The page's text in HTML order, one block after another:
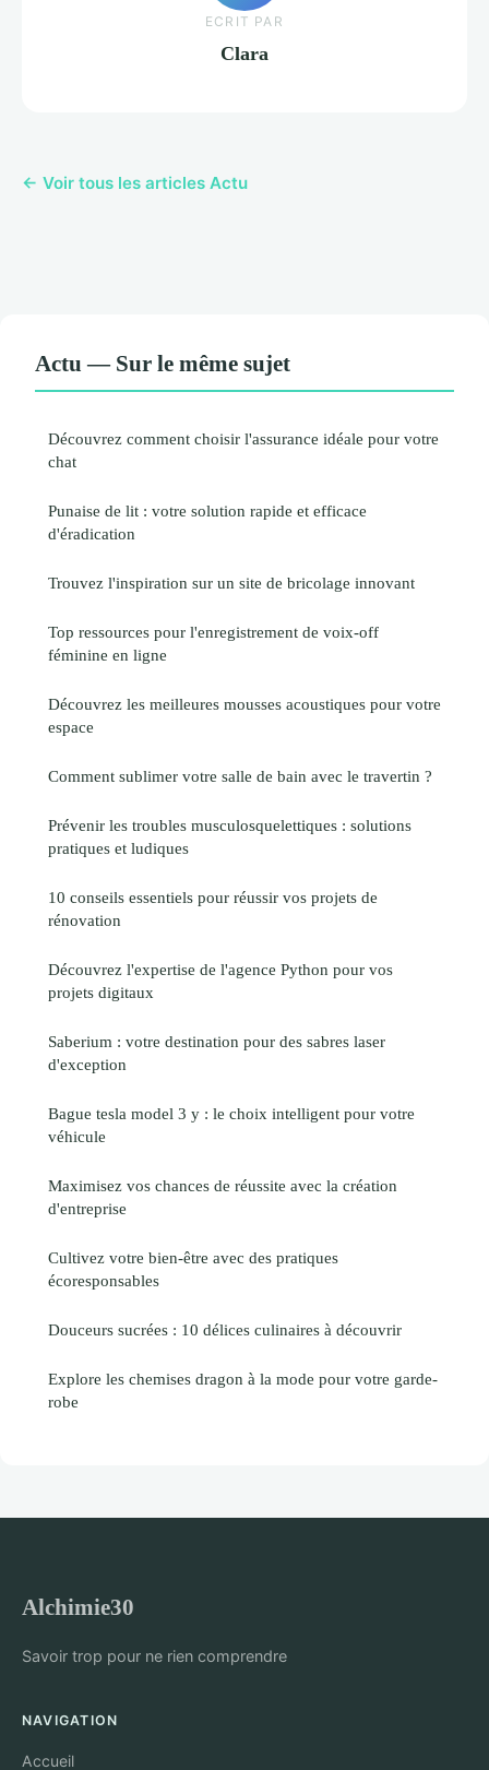
ECRIT PAR
Clara
← Voir tous les articles Actu
Actu — Sur le même sujet
Découvrez comment choisir l'assurance idéale pour votre
chat
Punaise de lit : votre solution rapide et efficace
d'éradication
Trouvez l'inspiration sur un site de bricolage innovant
Top ressources pour l'enregistrement de voix-off
féminine en ligne
Découvrez les meilleures mousses acoustiques pour votre
espace
Comment sublimer votre salle de bain avec le travertin ?
Prévenir les troubles musculosquelettiques : solutions
pratiques et ludiques
10 conseils essentiels pour réussir vos projets de
rénovation
Découvrez l'expertise de l'agence Python pour vos
projets digitaux
Saberium : votre destination pour des sabres laser
d'exception
Bague tesla model 3 y : le choix intelligent pour votre
véhicule
Maximisez vos chances de réussite avec la création
d'entreprise
Cultivez votre bien-être avec des pratiques
écoresponsables
Douceurs sucrées : 10 délices culinaires à découvrir
Explore les chemises dragon à la mode pour votre garde-
robe
Alchimie30
Savoir trop pour ne rien comprendre
NAVIGATION
Accueil